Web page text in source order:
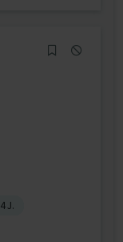
4 J.